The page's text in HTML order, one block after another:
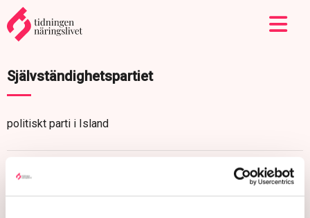
Självständighetspartiet
politiskt parti i Island